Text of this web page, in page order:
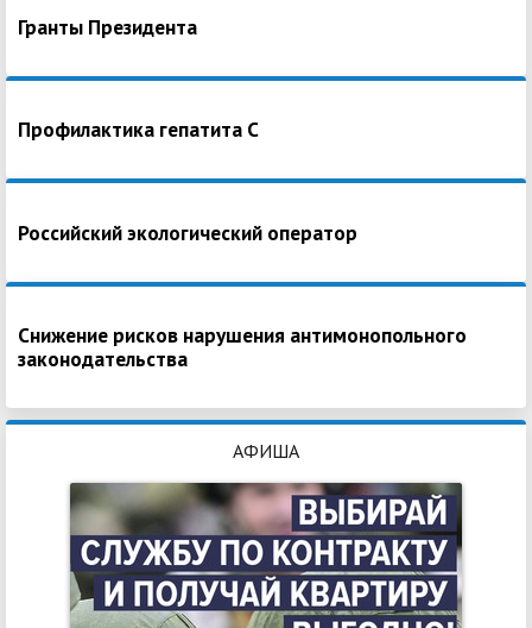
Гранты Президента
Профилактика гепатита С
Российский экологический оператор
Снижение рисков нарушения антимонопольного
законодательства
АФИША